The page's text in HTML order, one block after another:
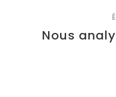
Nous